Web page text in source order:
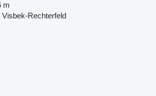
m
Rechterfeld